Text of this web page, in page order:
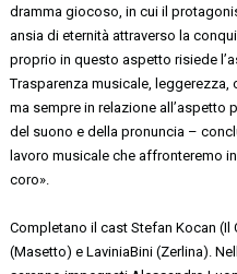
dramma giocoso, in cui il
ansia di eternità attraverso la
proprio in questo aspetto risiede
Trasparenza musicale,
ma sempre in relazione
del suono e della pronuncia –
lavoro musicale che affronteremo
coro».
Completano il cast Stefan Kocan
(Masetto) e LaviniaBini (Zerlina).